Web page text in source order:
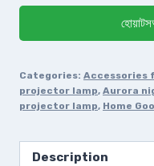
Categories: Accessories
projector lamp, Aurora
projector lamp, Home
Description